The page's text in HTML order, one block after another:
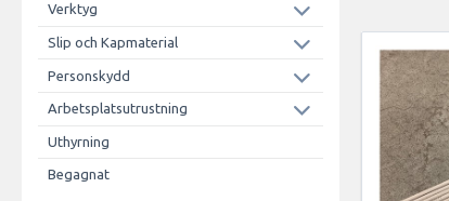
Verktyg
Slip och Kapmaterial
Personskydd
Arbetsplatsutrustning
Uthyrning
Begagnat